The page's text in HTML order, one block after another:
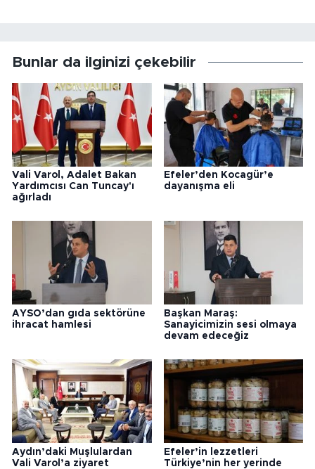
Bunlar da ilginizi çekebilir
Vali Varol, Adalet Bakan
Yardımcısı Can Tuncay'ı
ağırladı
Efeler’den Kocagür’e
dayanışma eli
AYSO’dan gıda sektörüne
ihracat hamlesi
Başkan Maraş:
Sanayicimizin sesi olmaya
devam edeceğiz
Aydın’daki Muşlulardan
Vali Varol’a ziyaret
Efeler’in lezzetleri
Türkiye’nin her yerinde